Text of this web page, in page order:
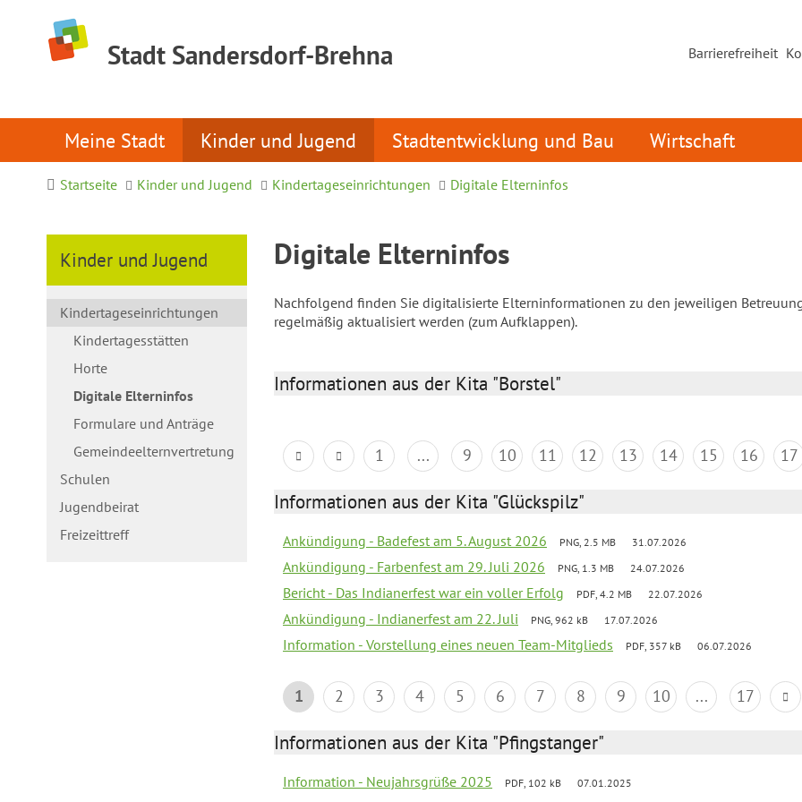
Stadt Sandersdorf-Brehna Barrierefreiheit
Meine Stadt Kinder und Jugend Stadtentwicklung und Bau Wirtschaft
Startseite Kinder und Jugend Kindertageseinrichtungen Digitale Elterninfos
Kinder und Jugend
Kindertageseinrichtungen
Kindertagesstätten
Horte
Digitale Elterninfos
Formulare und Anträge
Gemeindeelternvertretung
Schulen
Jugendbeirat
Freizeittreff
Digitale Elterninfos
Nachfolgend finden Sie digitalisierte Elterninformationen zu den jeweiligen
regelmäßig aktualisiert werden (zum Aufklappen).
Informationen aus der Kita "Borstel"
1 ... 9 10 11 12 13 14 15 16 17
Informationen aus der Kita "Glückspilz"
Ankündigung - Badefest am 5. August 2026 PNG, 2.5 MB 31.07.2026
Ankündigung - Farbenfest am 29. Juli 2026 PNG, 1.3 MB 24.07.2026
Bericht - Das Indianerfest war ein voller Erfolg PDF, 4.2 MB 22.07.2026
Ankündigung - Indianerfest am 22. Juli PNG, 962 kB 17.07.2026
Information - Vorstellung eines neuen Team-Mitglieds PDF, 357 kB 06.07.2026
1 2 3 4 5 6 7 8 9 10 ... 17
Informationen aus der Kita "Pfingstanger"
Information - Neujahrsgrüße 2025 PDF, 102 kB 07.01.2025